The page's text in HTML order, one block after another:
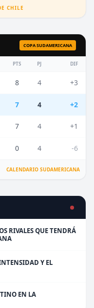
CHILE
COPA SUDAMERICANA
PTS PJ DIF
8 4 +3
7 4 +2
7 4 +1
0 4 -6
CALENDARIO SUDAMERICANA
RIVALES QUE TENDRÁ
Y EL
EN LA